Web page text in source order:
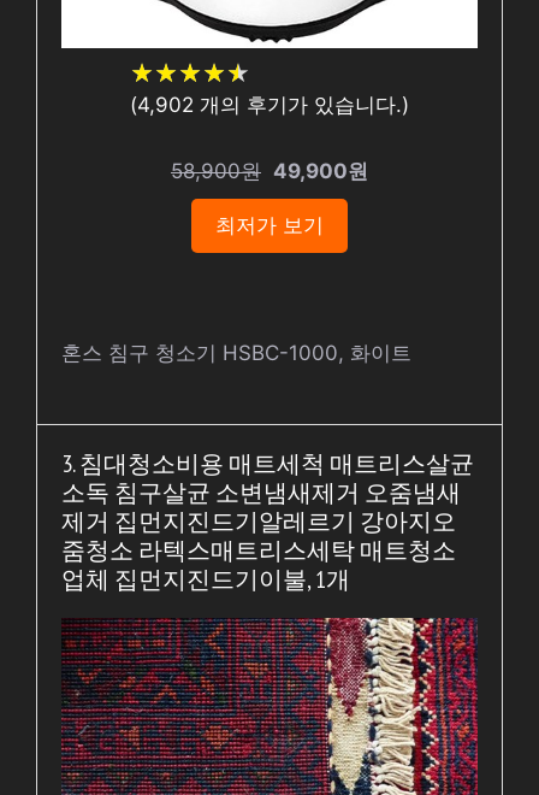
★★★★★
★★★★★
(4,902 개의 후기가 있습니다.)
58,900원 49,900원
최저가 보기
혼스 침구 청소기 HSBC-1000, 화이트
3. 침대청소비용 매트세척 매트리스살균
소독 침구살균 소변냄새제거 오줌냄새
제거 집먼지진드기알레르기 강아지오
줌청소 라텍스매트리스세탁 매트청소
업체 집먼지진드기이불, 1개